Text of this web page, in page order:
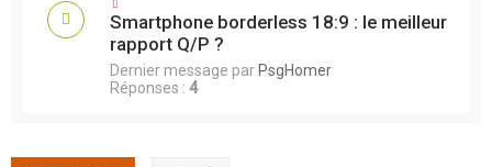
Smartphone borderless 18:9 : le meilleur
rapport Q/P ?
Dernier message par PsgHomer
Réponses : 4